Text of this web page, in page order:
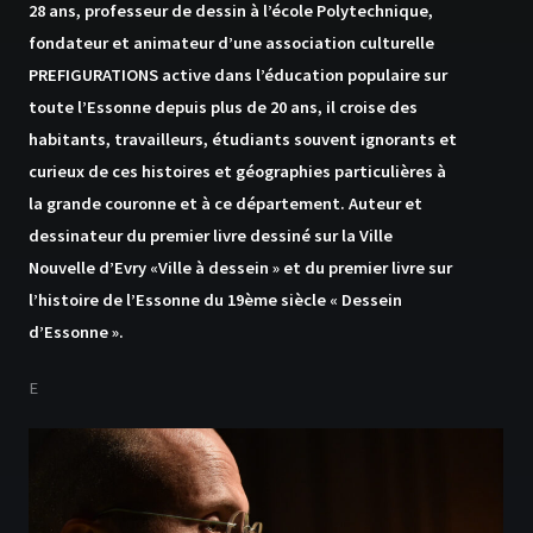
28 ans, professeur de dessin à l’école Polytechnique,
fondateur et animateur d’une association culturelle
PREFIGURATIONS active dans l’éducation populaire sur
toute l’Essonne depuis plus de 20 ans, il croise des
habitants, travailleurs, étudiants souvent ignorants et
curieux de ces histoires et géographies particulières à
la grande couronne et à ce département. Auteur et
dessinateur du premier livre dessiné sur la Ville
Nouvelle d’Evry «Ville à dessein » et du premier livre sur
l’histoire de l’Essonne du 19ème siècle « Dessein
d’Essonne ».
E